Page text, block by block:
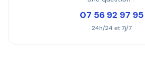
07 56 92 97 95
24h/24 et 7j/7